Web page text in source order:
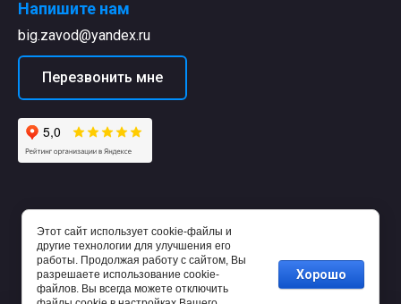
Напишите нам
big.zavod@yandex.ru
Перезвонить мне
Этот сайт использует cookie-файлы и
другие технологии для улучшения его
работы. Продолжая работу с сайтом, Вы
разрешаете использование cookie-
файлов. Вы всегда можете отключить
Хорошо